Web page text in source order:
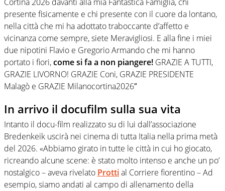
presente fisicamente e chi presente con il cuore da lontano,
nella città che mi ha adottato traboccante d’affetto e
vicinanza come sempre, siete Meravigliosi. E alla fine i miei
due nipotini Flavio e Gregorio Armando che mi hanno
portato i fiori,come si fa a non piangere! GRAZIE A TUTTI,
GRAZIE LIVORNO! GRAZIE Coni, GRAZIE PRESIDENTE
Malagò e GRAZIE Milanocortina2026″
In arrivo il docufilm sulla sua vita
Intanto il docu-film realizzato su di lui dall’associazione
Bredenkeik uscirà nei cinema di tutta Italia nella prima metà
del 2026. «Abbiamo girato in tutte le città in cui ho giocato,
ricreando alcune scene: è stato molto intenso e anche un po’
nostalgico – aveva rivelato Prottial Corriere fiorentino – Ad
esempio, siamo andati al campo di allenamento della